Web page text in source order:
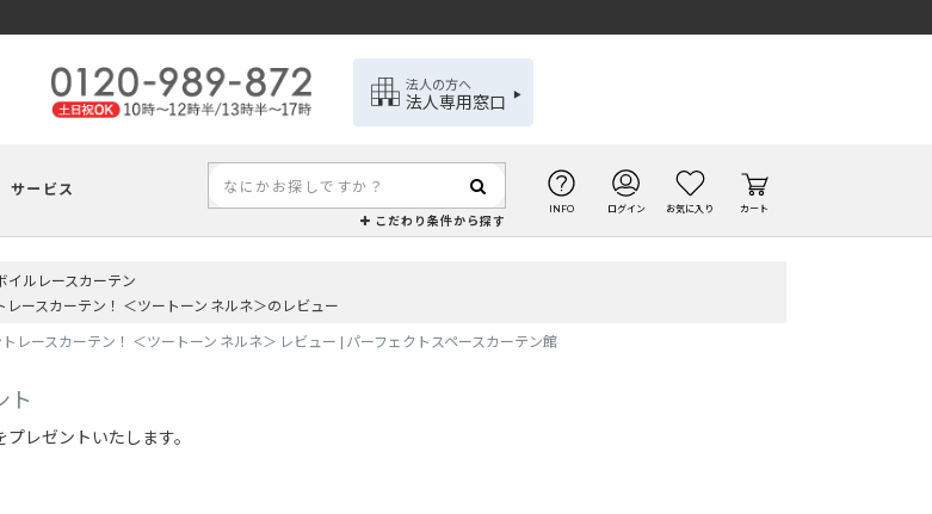
法人の方へ
法人専用窓口
サービス
こだわり条件から探す
INFO ログイン お気に入り カート
イルレースカーテン
ースカーテン！ ＜ツートーン ネルネ＞のレビュー
ースカーテン！ ＜ツートーン ネルネ＞ レビュー | パーフェクトスペースカーテン館
ト
レゼントいたします。